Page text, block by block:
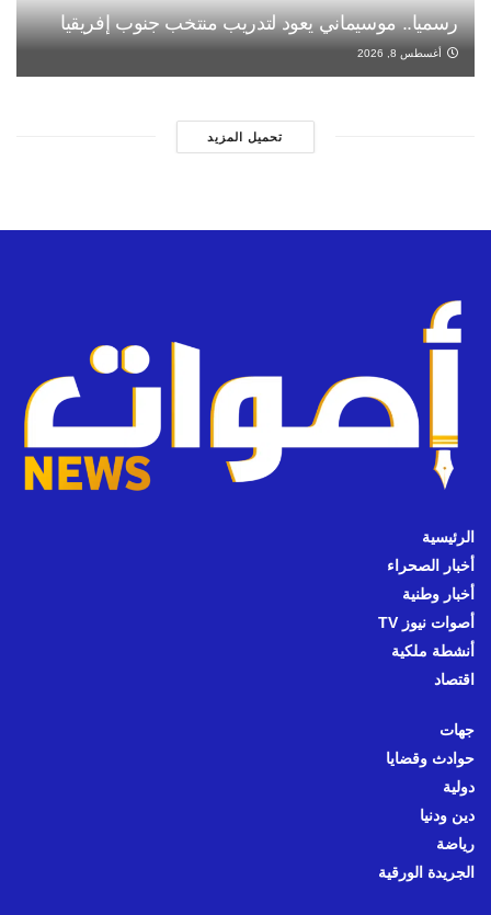
رسميا.. موسيماني يعود لتدريب منتخب جنوب إفريقيا
أغسطس 8, 2026
تحميل المزيد
الرئيسية
أخبار الصحراء
أخبار وطنية
أصوات نيوز TV
أنشطة ملكية
اقتصاد
جهات
حوادث وقضايا
دولية
دين ودنيا
رياضة
الجريدة الورقية